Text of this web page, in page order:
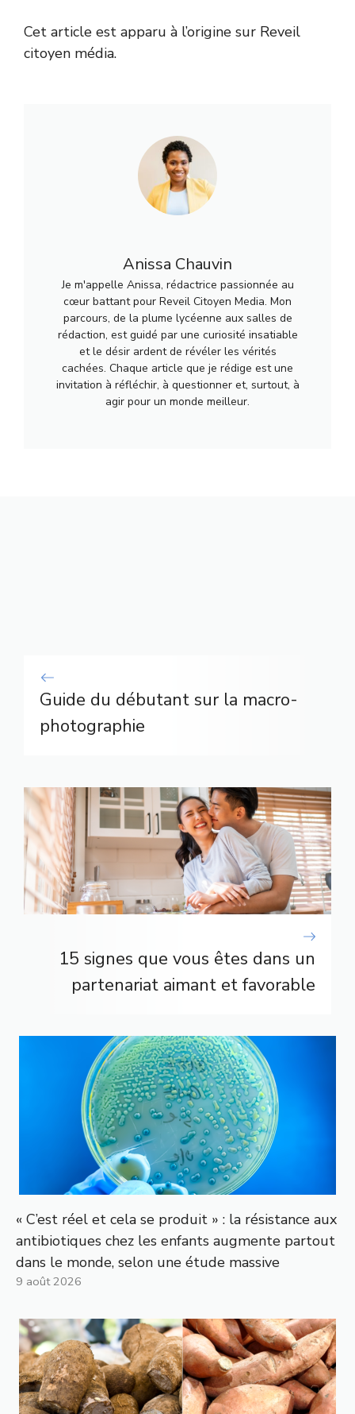
Cet article est apparu à l’origine sur Reveil
citoyen média.
Anissa Chauvin
Je m'appelle Anissa, rédactrice passionnée au
cœur battant pour Reveil Citoyen Media. Mon
parcours, de la plume lycéenne aux salles de
rédaction, est guidé par une curiosité insatiable
et le désir ardent de révéler les vérités
cachées. Chaque article que je rédige est une
invitation à réfléchir, à questionner et, surtout, à
agir pour un monde meilleur.
Guide du débutant sur la macro-
photographie
15 signes que vous êtes dans un
partenariat aimant et favorable
« C’est réel et cela se produit » : la résistance aux
antibiotiques chez les enfants augmente partout
dans le monde, selon une étude massive
9 août 2026